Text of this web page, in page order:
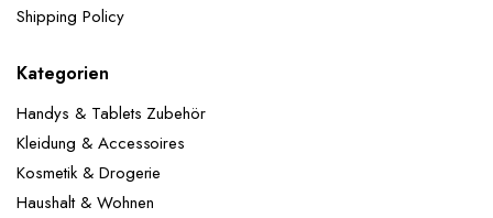
Shipping Policy
Kategorien
Handys & Tablets Zubehör
Kleidung & Accessoires
Kosmetik & Drogerie
Haushalt & Wohnen